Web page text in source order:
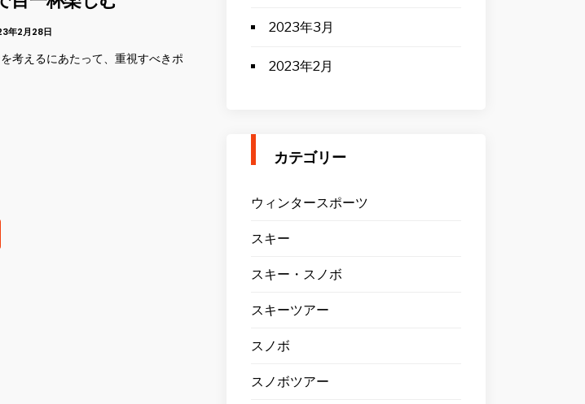
年2月28日
考えるにあたって、重視すべきポ
2023年3月
2023年2月
カテゴリー
ウィンタースポーツ
スキー
スキー・スノボ
スキーツアー
スノボ
スノボツアー